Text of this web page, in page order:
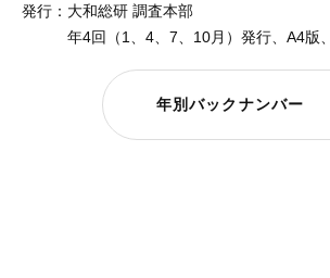
発行： 大和総研 調査本部
年4回（1、4、7、10月）発行、A4版
年別バックナンバー